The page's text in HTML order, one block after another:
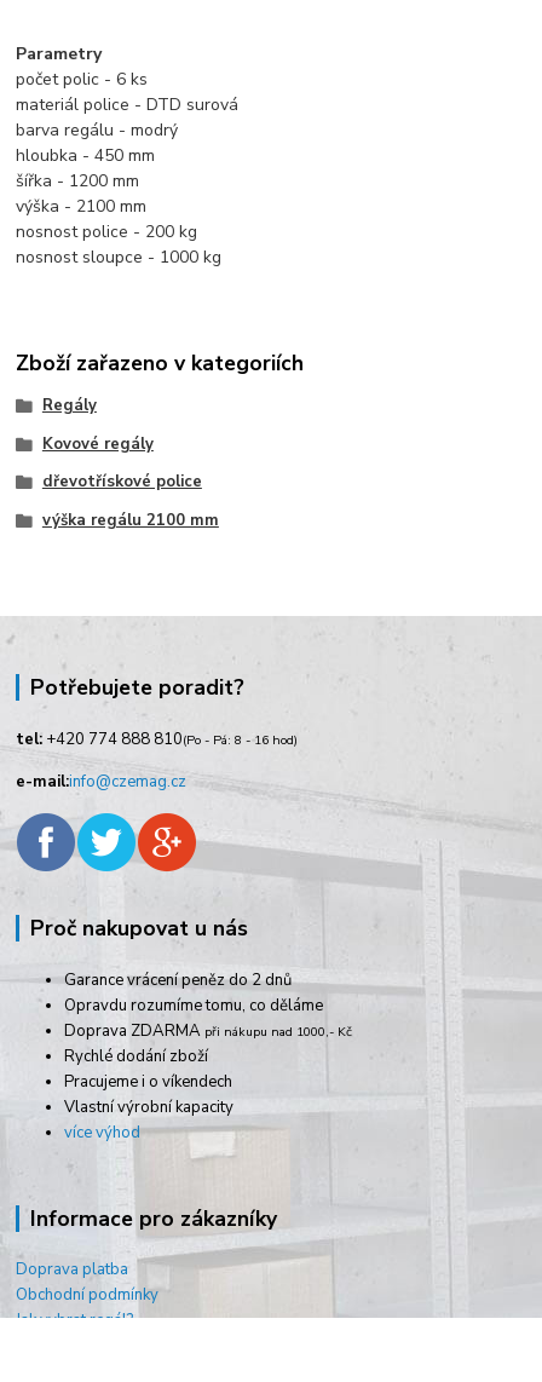
Parametry
počet polic - 6 ks
materiál police - DTD surová
barva regálu - modrý
hloubka - 450 mm
šířka - 1200 mm
výška - 2100 mm
nosnost police - 200 kg
nosnost sloupce - 1000 kg
Zboží zařazeno v kategoriích
Regály
Kovové regály
dřevotřískové police
výška regálu 2100 mm
Potřebujete poradit?
tel: +420 774 888 810(Po - Pá: 8 - 16 hod)
e-mail:info@czemag.cz
Proč nakupovat u nás
Garance vrácení peněz do 2 dnů
Opravdu rozumíme tomu, co děláme
Doprava ZDARMA při nákupu nad 1000,- Kč
Rychlé dodání zboží
Pracujeme i o víkendech
Vlastní výrobní kapacity
více výhod
Informace pro zákazníky
Doprava platba
Obchodní podmínky
Jak vybrat regál?